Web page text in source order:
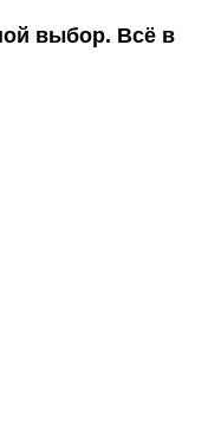
выбор. Всё в